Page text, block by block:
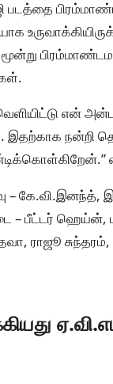
படத்தை
என் அன்பு
இதற்காக நன்றி
–
பீட்டர் ஹெய்ன்,
ராஜூ